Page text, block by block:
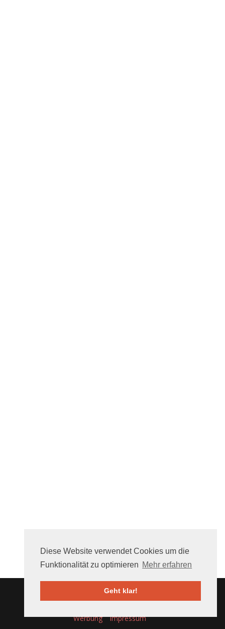
Diese Website verwendet Cookies um die
Funktionalität zu optimieren Mehr erfahren
Geht klar!
Über uns FAQ Mithelfen
Nutzungsbedingungen
Werbung
Impressum